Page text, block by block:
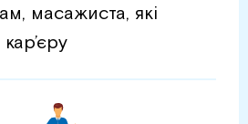
масажиста, які